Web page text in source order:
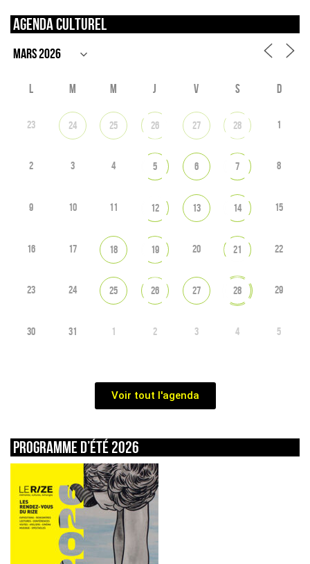
Agenda culturel
L M M J V S D
23 24 25 26 27 28 1
2 3 4 5 6 7 8
9 10 11 12 13 14 15
16 17 18 19 20 21 22
23 24 25 26 27 28 29
30 31 1 2 3 4 5
Voir tout l'agenda
Programme d’été 2026